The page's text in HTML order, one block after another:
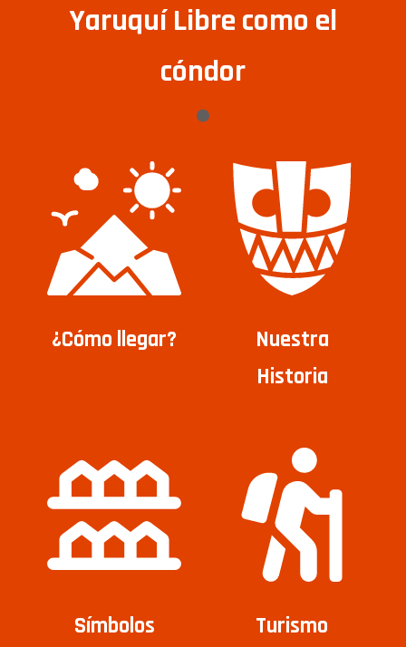
Yaruquí Libre como el
cóndor
¿Cómo llegar?
Nuestra
Historia
Símbolos
Turismo